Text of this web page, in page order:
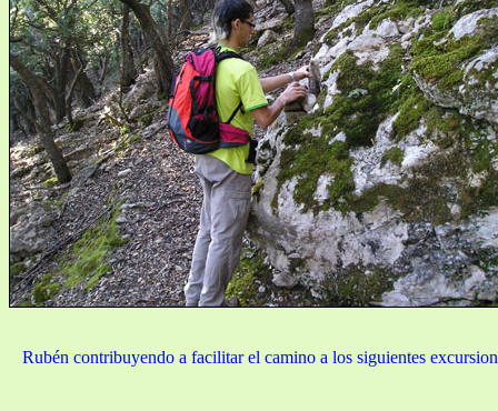
Rubén contribuyendo a facilitar el camino a los siguientes